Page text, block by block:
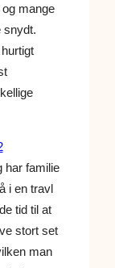
mange
snydt.
har familie
i en travl
tid til at
stort set
man